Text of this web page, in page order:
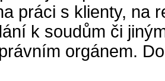
práci s klienty, na
k soudům či
orgánem.